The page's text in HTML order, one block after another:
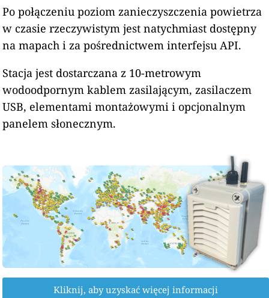
Po połączeniu poziom zanieczyszczenia powietrza
w czasie rzeczywistym jest natychmiast dostępny
na mapach i za pośrednictwem interfejsu API.
Stacja jest dostarczana z 10-metrowym
wodoodpornym kablem zasilającym, zasilaczem
USB, elementami montażowymi i opcjonalnym
panelem słonecznym.
Kliknij, aby uzyskać więcej informacji